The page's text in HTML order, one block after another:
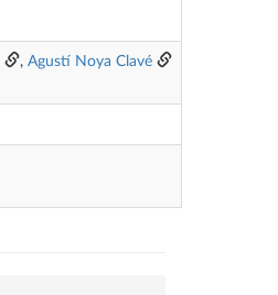
, Agustí Noya Clavé